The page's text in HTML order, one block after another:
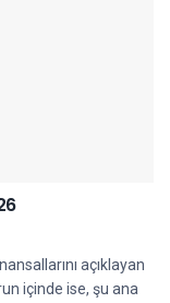
açıklayan
içinde ise, şu ana